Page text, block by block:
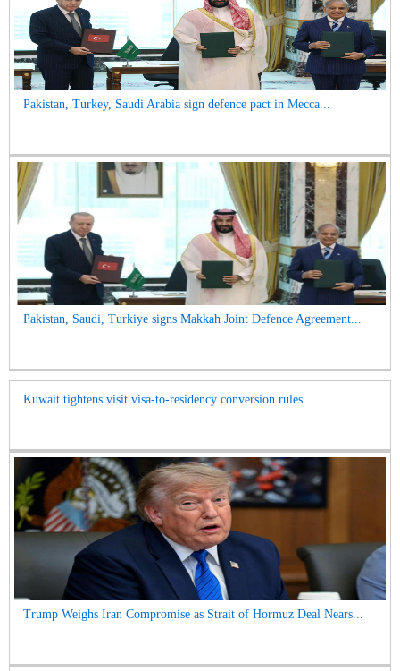
Pakistan, Turkey, Saudi Arabia sign defence pact in Mecca...
Pakistan, Saudi, Turkiye signs Makkah Joint Defence Agreement...
Kuwait tightens visit visa-to-residency conversion rules...
Trump Weighs Iran Compromise as Strait of Hormuz Deal Nears...